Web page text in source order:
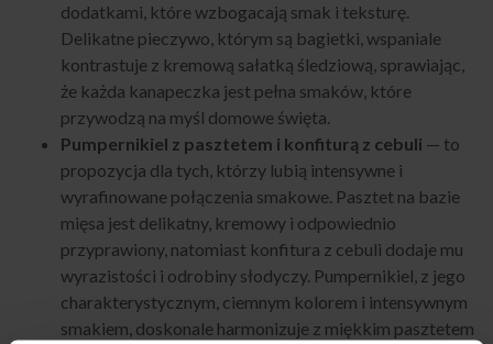
dodatkami, które wzbogacają smak i teksturę.
Delikatne pieczywo, którym są bagietki, wspaniale
kontrastuje z kremową sałatką śledziową, sprawiając,
że każda kanapeczka jest pełna smaków, które
przywodzą na myśl domowe święta.
Pumpernikiel z pasztetem i konfiturą z cebuli — to
propozycja dla tych, którzy lubią intensywne i
wyrafinowane połączenia smakowe. Pasztet na bazie
mięsa jest delikatny, kremowy i odpowiednio
przyprawiony, natomiast konfitura z cebuli dodaje mu
wyrazistości i odrobiny słodyczy. Pumpernikiel, z jego
charakterystycznym, ciemnym kolorem i intensywnym
smakiem, doskonale harmonizuje z miękkim pasztetem